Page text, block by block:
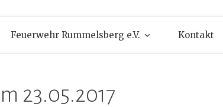
Feuerwehr Rummelsberg e.V. Kontakt
23.05.2017